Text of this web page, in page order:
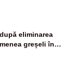
eliminarea
greșeli în